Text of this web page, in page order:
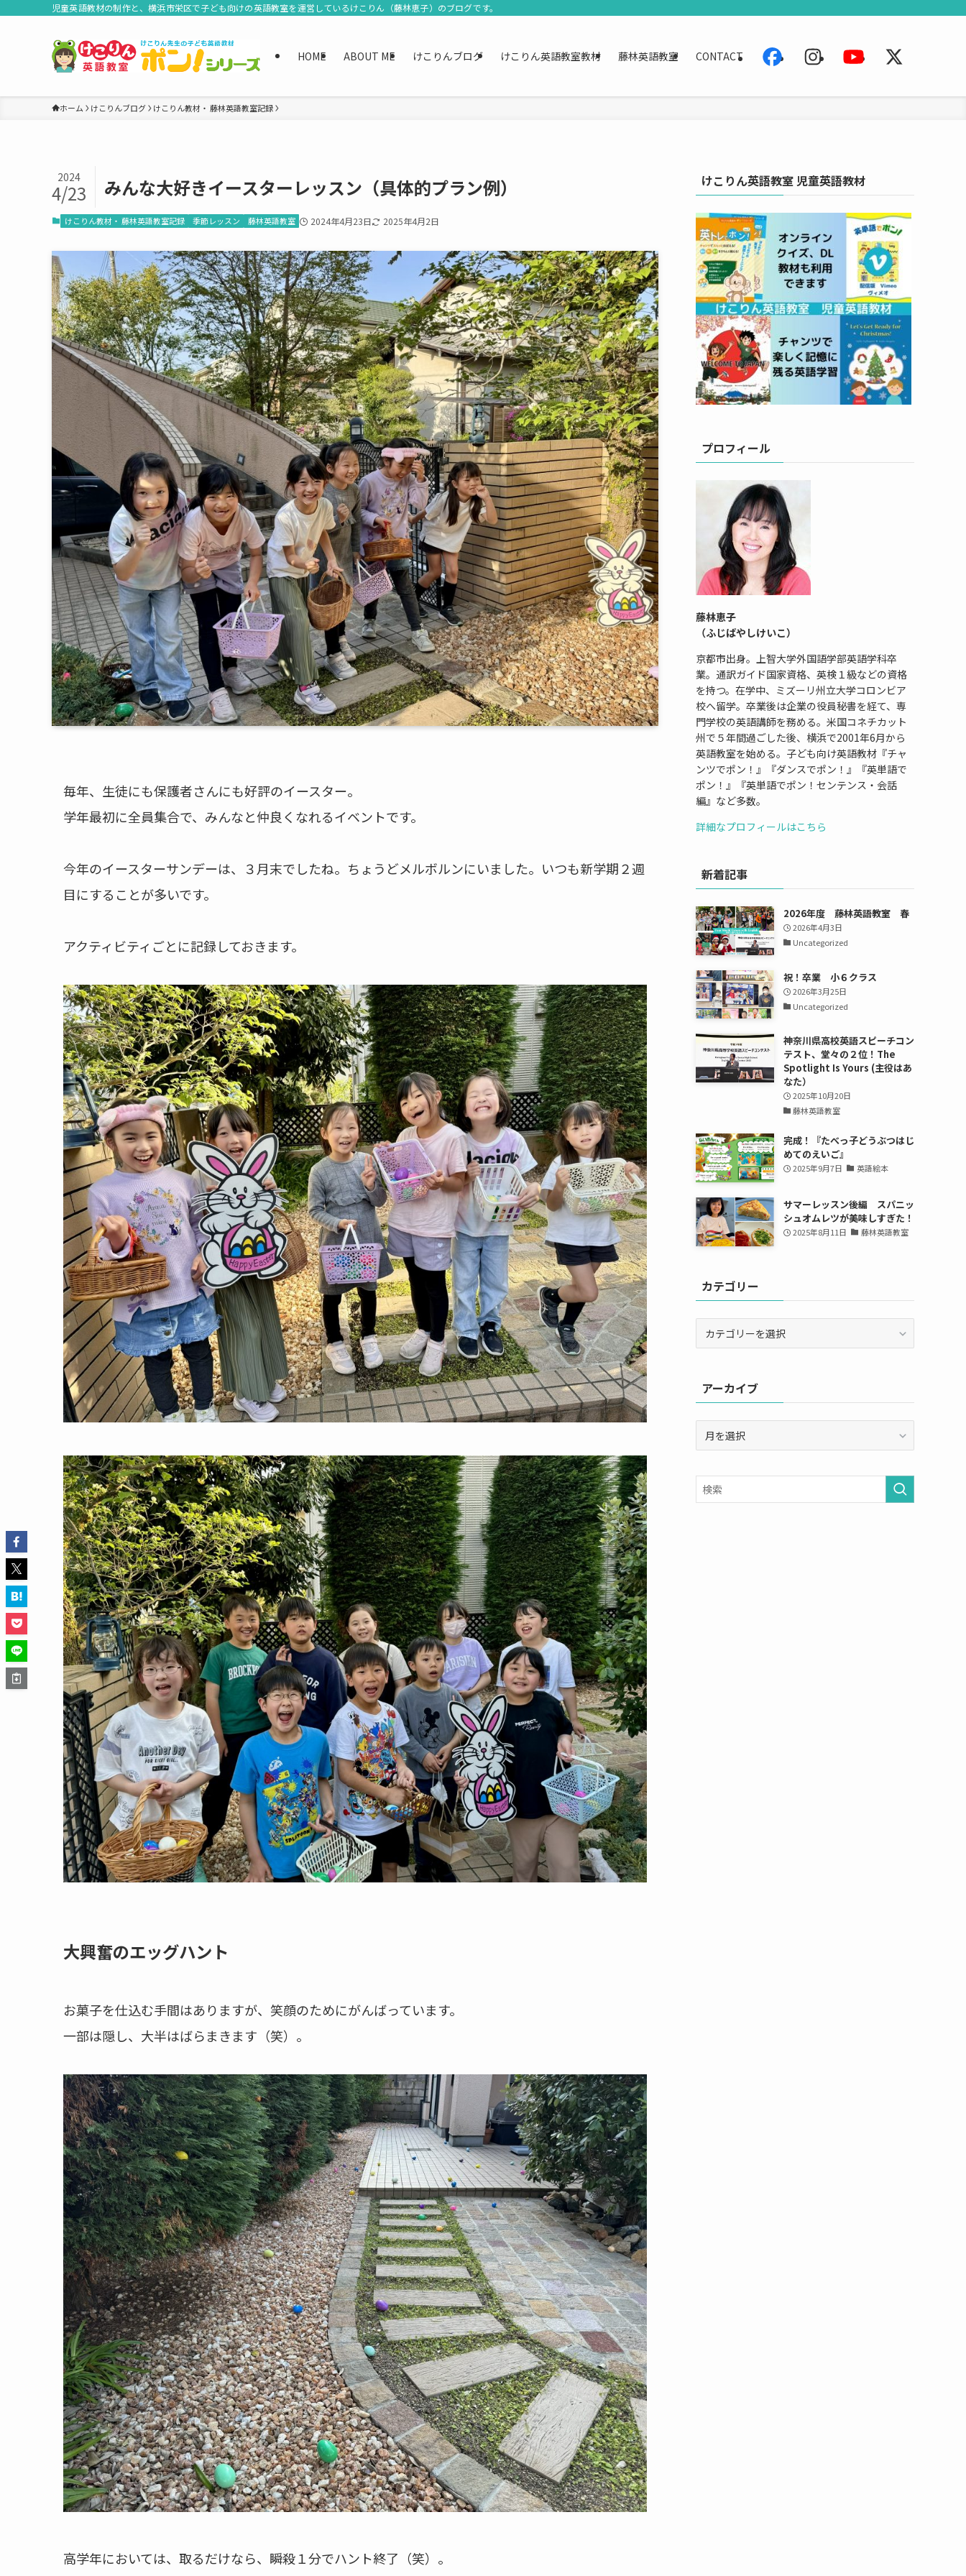
児童英語教材の制作と、横浜市栄区で子ども向けの英語教室を運営しているけこりん（藤林恵子）のブログです。
HOME ABOUT ME けこりんブログ けこりん英語教室教材 藤林英語教室 CONTACT
ホーム けこりんブログ けこりん教材・ 藤林英語教室記録
みんな大好きイースターレッスン（具体的プラン例）
2024
4/23
けこりん教材・ 藤林英語教室記録 季節レッスン 藤林英語教室 2024年4月23日 2025年4月2日
毎年、生徒にも保護者さんにも好評のイースター。
学年最初に全員集合で、みんなと仲良くなれるイベントです。
今年のイースターサンデーは、３月末でしたね。ちょうどメルボルンにいました。いつも新学期２週
目にすることが多いです。
アクティビティごとに記録しておきます。
大興奮のエッグハント
お菓子を仕込む手間はありますが、笑顔のためにがんばっています。
一部は隠し、大半はばらまきます（笑）。
高学年においては、取るだけなら、瞬殺１分でハント終了（笑）。
けこりん英語教室 児童英語教材
プロフィール
藤林恵子
（ふじばやしけいこ）
京都市出身。上智大学外国語学部英語学科卒
業。通訳ガイド国家資格、英検１級などの資格
を持つ。在学中、ミズーリ州立大学コロンビア
校へ留学。卒業後は企業の役員秘書を経て、専
門学校の英語講師を務める。米国コネチカット
州で５年間過ごした後、横浜で2001年6月から
英語教室を始める。子ども向け英語教材『チャ
ンツでポン！』『ダンスでポン！』『英単語で
ポン！』『英単語でポン！センテンス・会話
編』など多数。
詳細なプロフィールはこちら
新着記事
2026年度 藤林英語教室 春
2026年4月3日
Uncategorized
祝！卒業 小６クラス
2026年3月25日
Uncategorized
神奈川県高校英語スピーチコン
テスト、堂々の２位！The
Spotlight Is Yours (主役はあ
なた）
2025年10月20日
藤林英語教室
完成！『たべっ子どうぶつはじ
めてのえいご』
2025年9月7日 英語絵本
サマーレッスン後編 スパニッ
シュオムレツが美味しすぎた！
2025年8月11日 藤林英語教室
カテゴリー
ーアーカイブ
イ
ブ